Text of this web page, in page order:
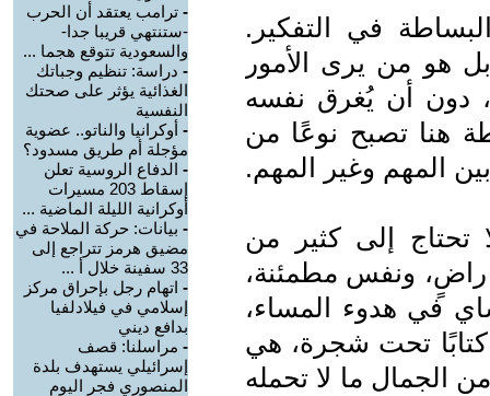
في التفكير.
هو من يرى الأمور
دون أن يُغرق نفسه
هنا تصبح نوعًا من
المهم وغير المهم.
تحتاج إلى كثير من
راضٍ، ونفس مطمئنة،
في هدوء المساء،
تحت شجرة، هي
الجمال ما لا تحمله
- ترامب يعتقد أن الحرب
-ستنتهي قريبا جدا-
والسعودية تتوقع هجما ...
- دراسة: تنظيم وجباتك
الغذائية يؤثر على صحتك
النفسية
- أوكرانيا والناتو.. عضوية
مؤجلة أم طريق مسدود؟
- الدفاع الروسية تعلن
إسقاط 203 مسيرات
أوكرانية الليلة الماضية ...
- بيانات: حركة الملاحة في
مضيق هرمز تتراجع إلى
33 سفينة خلال أ ...
- اتهام رجل بإحراق مركز
إسلامي في فيلادلفيا
بدافع ديني
- مراسلنا: قصف
إسرائيلي يستهدف بلدة
المنصوري فجر اليوم